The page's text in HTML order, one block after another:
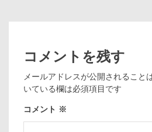
コメントを残す
メールアドレスが公開されること
いている欄は必須項目です
コメント ※